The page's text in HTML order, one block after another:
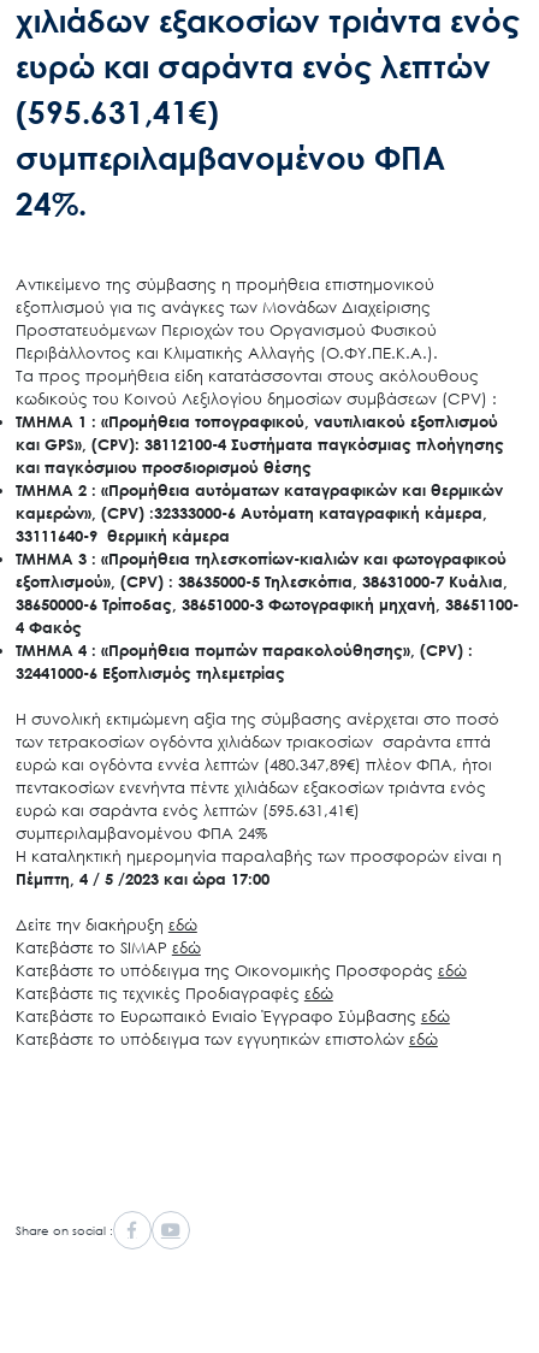
χιλιάδων εξακοσίων τριάντα ενός
ευρώ και σαράντα ενός λεπτών
(595.631,41€)
συμπεριλαμβανομένου ΦΠΑ
24%.
Αντικείμενο της σύμβασης η προμήθεια επιστημονικού
εξοπλισμού για τις ανάγκες των Μονάδων Διαχείρισης
Προστατευόμενων Περιοχών του Οργανισμού Φυσικού
Περιβάλλοντος και Κλιματικής Αλλαγής (Ο.ΦΥ.ΠΕ.Κ.Α.).
Τα προς προμήθεια είδη κατατάσσονται στους ακόλουθους
κωδικούς του Κοινού Λεξιλογίου δημοσίων συμβάσεων (CPV) :
ΤΜΗΜΑ 1 : «Προμήθεια τοπογραφικού, ναυτιλιακού εξοπλισμού
και GPS», (CPV): 38112100-4 Συστήματα παγκόσμιας πλοήγησης
και παγκόσμιου προσδιορισμού θέσης
ΤΜΗΜΑ 2 : «Προμήθεια αυτόματων καταγραφικών και θερμικών
καμερών», (CPV) :32333000-6 Αυτόματη καταγραφική κάμερα,
33111640-9 θερμική κάμερα
ΤΜΗΜΑ 3 : «Προμήθεια τηλεσκοπίων-κιαλιών και φωτογραφικού
εξοπλισμού», (CPV) : 38635000-5 Τηλεσκόπια, 38631000-7 Κυάλια,
38650000-6 Τρίποδας, 38651000-3 Φωτογραφική μηχανή, 38651100-
4 Φακός
ΤΜΗΜΑ 4 : «Προμήθεια πομπών παρακολούθησης», (CPV) :
32441000-6 Εξοπλισμός τηλεμετρίας
Η συνολική εκτιμώμενη αξία της σύμβασης ανέρχεται στο ποσό
των τετρακοσίων ογδόντα χιλιάδων τριακοσίων σαράντα επτά
ευρώ και ογδόντα εννέα λεπτών (480.347,89€) πλέον ΦΠΑ, ήτοι
πεντακοσίων ενενήντα πέντε χιλιάδων εξακοσίων τριάντα ενός
ευρώ και σαράντα ενός λεπτών (595.631,41€)
συμπεριλαμβανομένου ΦΠΑ 24%
Η καταληκτική ημερομηνία παραλαβής των προσφορών είναι η
Πέμπτη, 4 / 5 /2023 και ώρα 17:00
Δείτε την διακήρυξη εδώ
Κατεβάστε το SIMAP εδώ
Κατεβάστε το υπόδειγμα της Οικονομικής Προσφοράς εδώ
Κατεβάστε τις τεχνικές Προδιαγραφές εδώ
Κατεβάστε το Ευρωπαικό Ενιαίο Έγγραφο Σύμβασης εδώ
Κατεβάστε το υπόδειγμα των εγγυητικών επιστολών εδώ
Share on social :